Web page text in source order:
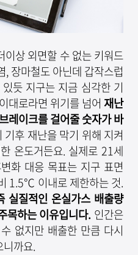
상 외면할 수 없는 키워드
, 장마철도 아닌데 갑작스럽
듯 지구는 지금 심각한 기
대로라면 위기를 넘어 재난
레이크를 걸어줄 숫자가 바
기후 재난을 막기 위해 지켜
온도거든요. 실제로 21세
화 대응 목표는 지구 표면
1.5℃ 이내로 제한하는 것.
실질적인 온실가스 배출량
목하는 이유입니다. 인간은
없지만 배출한 만큼 다시
까요.